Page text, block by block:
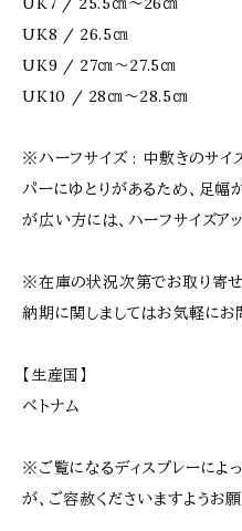
UK8 / 26.5㎝
UK9 / 27㎝～27.5㎝
UK10 / 28㎝～28.5㎝
※ハーフサイズ : 中敷きのサイ
パーにゆとりがあるため、足幅
が広い方には、ハーフサイズア
※在庫の状況次第でお取り寄
納期に関しましてはお気軽にお
【生産国】
ベトナム
※ご覧になるディスプレーによ
が、ご容赦くださいますようお願